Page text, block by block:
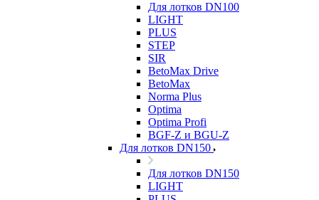
Для лотков DN100
LIGHT
PLUS
STEP
SIR
BetoMax Drive
BetoMax
Norma Plus
Optima
Optima Profi
BGF-Z и BGU-Z
Для лотков DN150
Для лотков DN150
LIGHT